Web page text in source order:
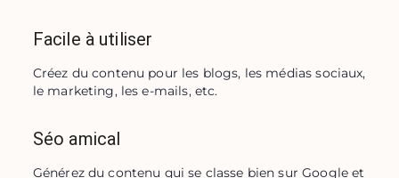
Facile à utiliser
Créez du contenu pour les blogs, les médias sociaux,
le marketing, les e-mails, etc.
Séo amical
Générez du contenu qui se classe bien sur Google et